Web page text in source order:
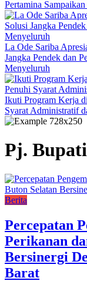
Pertamina
La Ode Sariba
Jangka Pendek dan
Menyeluruh
Ikuti Program Kerja
Syarat Administratif
Pj.
Berita
Percepatan
Perikanan
Bersinergi
Barat